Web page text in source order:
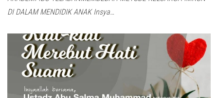
DI DALAM MENDIDIK ANAK Insya…